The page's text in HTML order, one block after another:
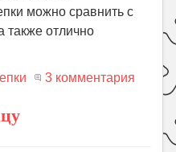
можно сравнить с
также отлично
3 комментария